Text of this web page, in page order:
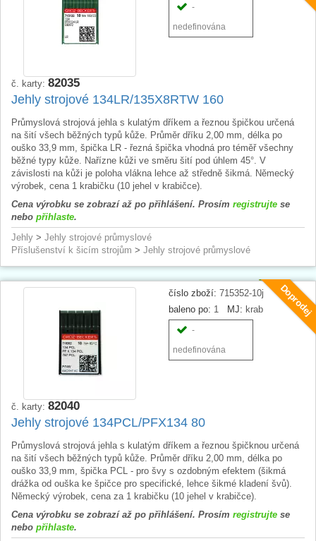
-
nedefinována
č. karty: 82035
Jehly strojové 134LR/135X8RTW 160
Průmyslová strojová jehla s kulatým dříkem a řeznou špičkou určená
na šití všech běžných typů kůže. Průměr dříku 2,00 mm, délka po
ouško 33,9 mm, špička LR - řezná špička vhodná pro téměř všechny
běžné typy kůže. Nařízne kůži ve směru šití pod úhlem 45°. V
závislosti na kůži je poloha vlákna lehce až středně šikmá. Německý
výrobek, cena 1 krabičku (10 jehel v krabičce).
Cena výrobku se zobrazí až po přihlášení. Prosím registrujte se
nebo přihlaste.
Jehly > Jehly strojové průmyslové
Příslušenství k šicím strojům > Jehly strojové průmyslové
Doprodej
číslo zboží: 715352-10j
baleno po: 1 MJ: krab
-
nedefinována
č. karty: 82040
Jehly strojové 134PCL/PFX134 80
Průmyslová strojová jehla s kulatým dříkem a řeznou špičknou určená
na šití všech běžných typů kůže. Průměr dříku 2,00 mm, délka po
ouško 33,9 mm, špička PCL - pro švy s ozdobným efektem (šikmá
drážka od ouška ke špičce pro specifické, lehce šikmé kladení švů).
Německý výrobek, cena za 1 krabičku (10 jehel v krabičce).
Cena výrobku se zobrazí až po přihlášení. Prosím registrujte se
nebo přihlaste.